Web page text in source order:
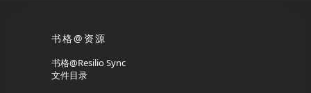
书格@资源
书格@Resilio Sync
文件目录